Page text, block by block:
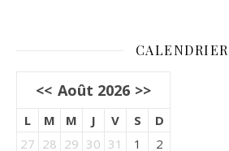
CALENDRIER
<< Août 2026 >>
L M M J V S
D
27 28 29 30 31 1 2